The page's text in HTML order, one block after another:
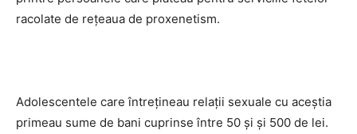
racolate de reţeaua de proxenetism.
Adolescentele care întreţineau relaţii sexuale cu aceştia
primeau sume de bani cuprinse între 50 şi şi 500 de lei.